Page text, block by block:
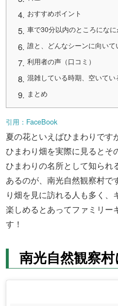
おすすめポイント
車で30分以内のところにな
誰と、どんなシーンに向いて
利用者の声（口コミ）
混雑している時期、空いてい
まとめ
引用：FaceBook
夏の花といえばひまわりです
ひまわり畑を実際に見るとそ
ひまわりの名所として知られ
あるのが、南光自然観察村で
り畑を見に訪れる人も多く、
楽しめるとあってファミリー
す！
南光自然観察